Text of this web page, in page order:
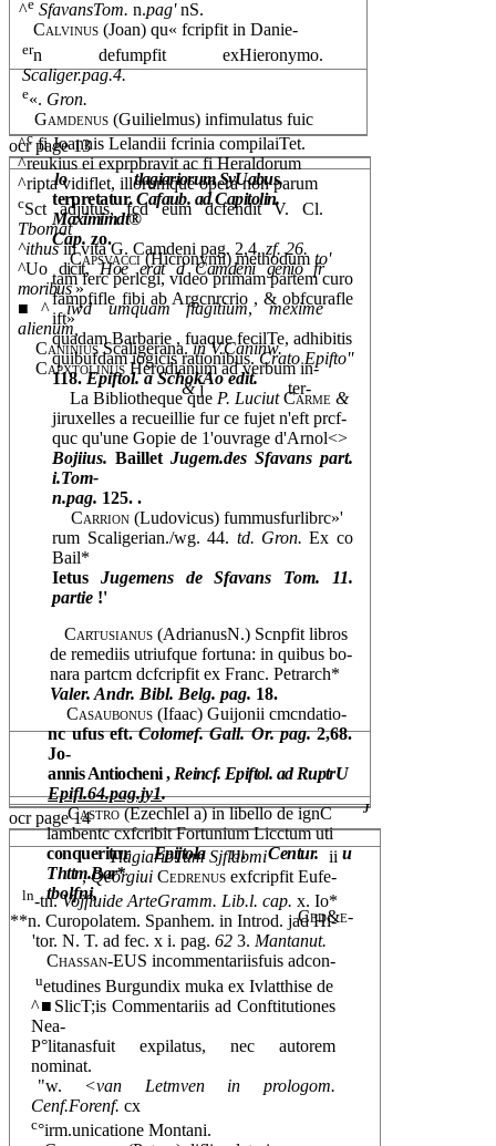
^e SfavansTom. n.pag'nS.
Calvinus(Joan) qu« fcripfit in Danie-
ern defumpfit exHieronymo.
Scaliger.pag.4.
e«. Gron.
Gamdenus(Guilielmus) infimulatus fuic
^cfi Joannis Lelandii fcrinia compilaiTet.
^reukius ei exprpbravit ac fi Heraldorum
^ripta vidiflet, illorumque opera non parum
cSct adjutus, fcd eum dcfendit V. Cl.
Tbomat
^ithusin vita G. Camdeni pag. 2,4.zf. 26.
^Uo dicit,Hoe erat d Camdeni genio fr
moribus»
■^iwd umquam flagitium,mexime
alienum,
CaniniusScaligerana.in V.Caninw.
CapxtolinusHerodianum ad verbum in-
&j ter-
ocr page 13
lo
tlagiariorum SyUabus.
terpretatur.Cafaub. ad Capitolin.
Maximimdt®
Cap.zo.
Capsvacci(Hicronymi) methodumto'
tam ferc perlcgi, video primam partem curo
fampfifle fibi ab Argcnrcrio , & obfcurafle
ift»
quadam Barbarie , fuaque fecilTe, adhibitis
quibufdam iogicis rationibus.Crato Epifto''
118.Epiftol. a SchokAo edit.
La Bibliotheque que P. LuciutCarme&
jiruxelles a recueillie fur ce fujet n'eft prcf-
quc qu'une Gopie de 1'ouvrage d'Arnol<>
Bojiius.BailletJugem.des Sfavans part.
i.Tom-
n.pag. 125. .
Carrion (Ludovicus) fummusfurlibrc»'
rum Scaligerian./wg. 44. td. Gron.Ex co
Bail*
IetusJugemens de Sfavans Tom.
11.
partie !'
Cartusianus (AdrianusN.) Scnpfit libros
de remediis utriufque fortuna: in quibus bo-
nara partcm dcfcripfit ex Franc. Petrarch*
Valer. Andr. Bibl. Belg. pag. 18.
Casaubonus (Ifaac) Guijonii cmcndatio-
nc ufus eft.Colomef. Gall. Or. pag.2,68.
Jo-
annis Antiocheni , Reincf. Epiftol. ad RuptrU
Epifl.64.pag.jy1.
Castro(Ezechlel a) in libello de ignC
lambentc cxfcribit Fortunium Licctum uti
conqueriturEpijtolajj.Centur. u
Thttm.Bar*
tbolfni,
Ced&e-
j
ocr page 14
TlagiarioTum Sjflabmi
ii
,QeorgiuiCedrenusexfcripfit Eufe-
ln-tn.Vojfiuide ArteGramm. Lib.l. cap. x. Io*
**n. Curopolatem. Spanhem. in Introd. jad Hi-
'tor. N. T. ad fec. x i. pag.623. Mantanut.
Chassan-EUS incommentariisfuis adcon-
uetudines Burgundix muka ex Ivlatthise de
^■SlicT;is Commentariis ad Conftitutiones
Nea-
P°litanasfuit expilatus, nec autorem
nominat.
"w.
<van Letmven in prologom.
Cenf.Forenf. cx
c°irm.unicatione Montani.